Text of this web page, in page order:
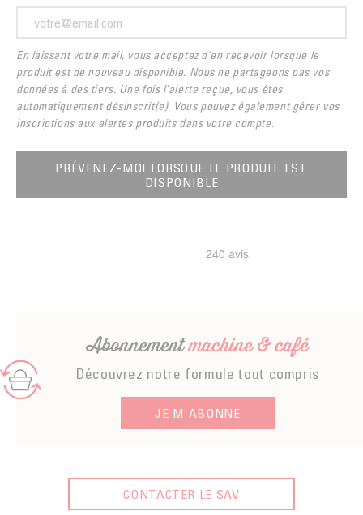
En laissant votre mail, vous acceptez d’en recevoir lorsque le
produit est de nouveau disponible. Nous ne partageons pas vos
données à des tiers. Une fois l’alerte reçue, vous êtes
automatiquement désinscrit(e). Vous pouvez également gérer vos
inscriptions aux alertes produits dans votre compte.
PRÉVENEZ-MOI LORSQUE LE PRODUIT EST
DISPONIBLE
Abonnementmachine & café
Découvrez notre formule tout compris
JE M'ABONNE
CONTACTER LE SAV